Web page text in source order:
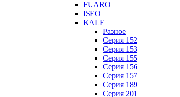
FUARO
ISEO
KALE
Разное
Серия 152
Серия 153
Серия 155
Серия 156
Серия 157
Серия 189
Серия 201